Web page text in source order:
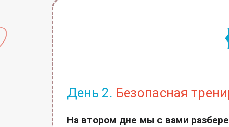
День 2. Безопасная
На втором дне мы с вами